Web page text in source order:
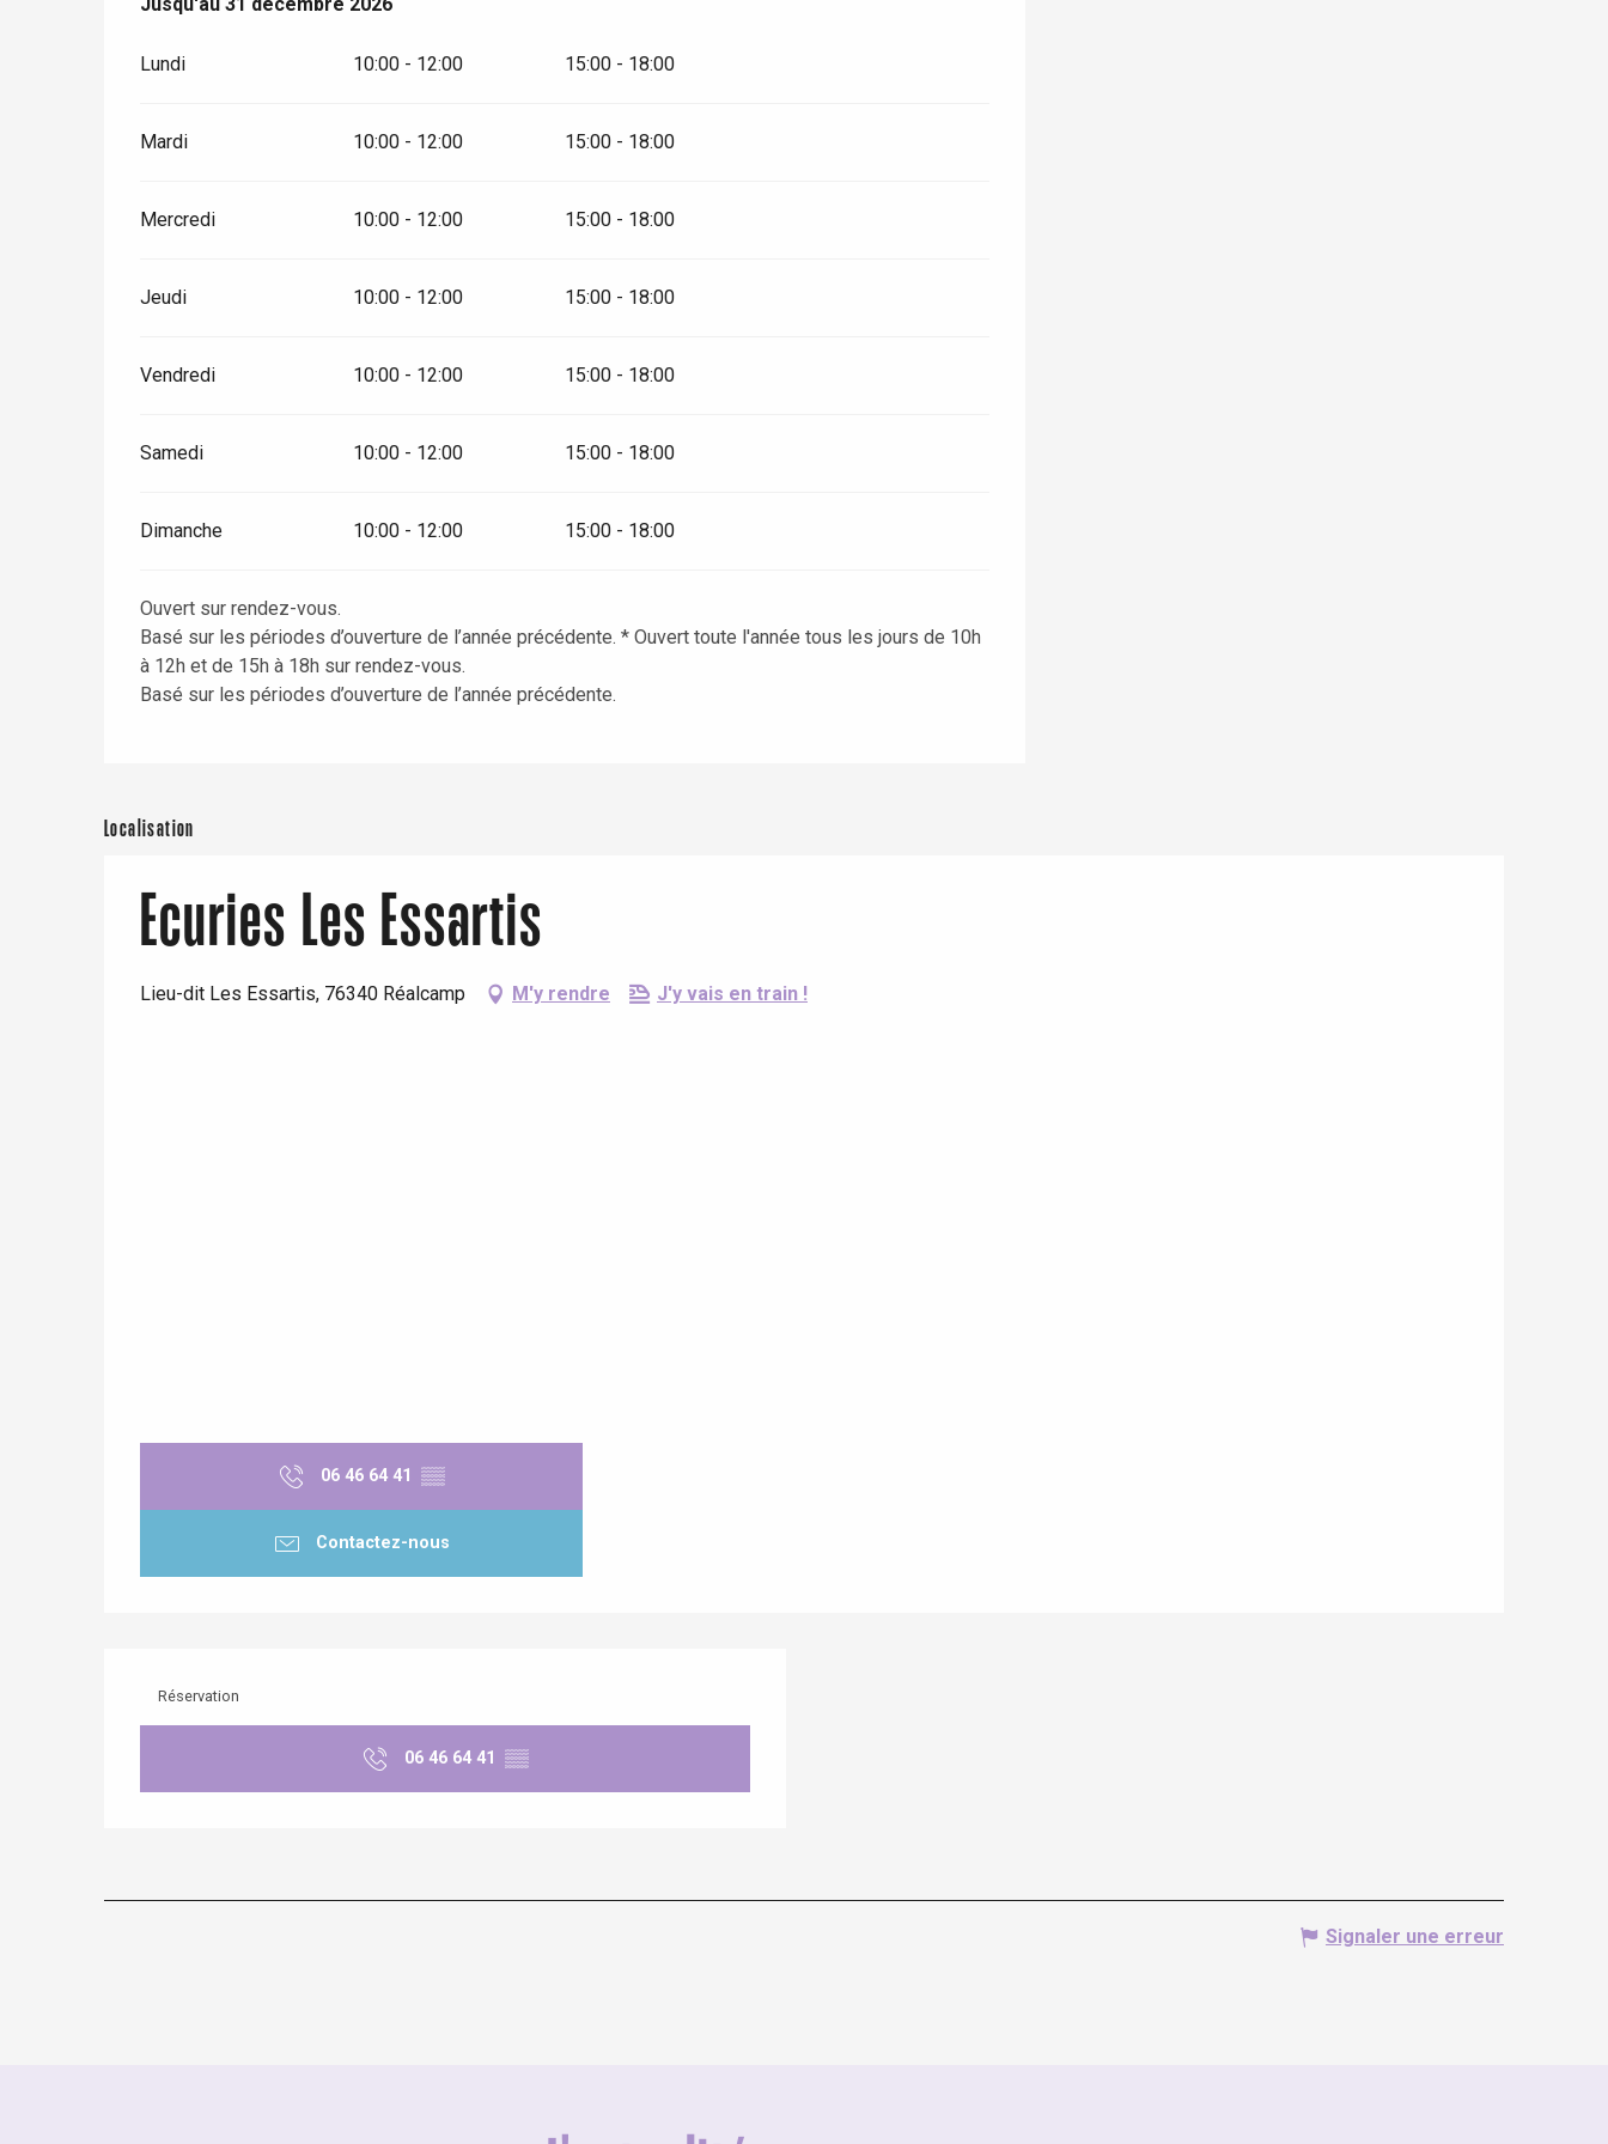
Lundi 10:00 - 12:00 15:00 - 18:00
Mardi 10:00 - 12:00 15:00 - 18:00
Mercredi 10:00 - 12:00 15:00 - 18:00
Jeudi 10:00 - 12:00 15:00 - 18:00
Vendredi 10:00 - 12:00 15:00 - 18:00
Samedi 10:00 - 12:00 15:00 - 18:00
Dimanche 10:00 - 12:00 15:00 - 18:00
Ouvert sur rendez-vous.
Basé sur les périodes d’ouverture de l’année précédente. * Ouvert toute l'année tous les jours de 10h
à 12h et de 15h à 18h sur rendez-vous.
Basé sur les périodes d’ouverture de l’année précédente.
Localisation
Ecuries Les Essartis
Lieu-dit Les Essartis, 76340 Réalcamp M'y rendre J'y vais en train !
06 46 64 41 ▒▒
Contactez-nous
Réservation
06 46 64 41 ▒▒
Signaler une erreur